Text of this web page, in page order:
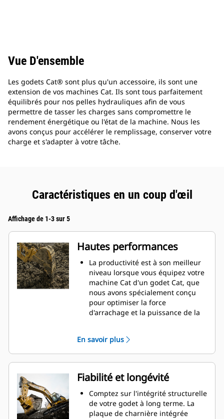
Vue D'ensemble
Les godets Cat® sont plus qu'un accessoire, ils sont une
extension de vos machines Cat. Ils sont tous parfaitement
équilibrés pour nos pelles hydrauliques afin de vous
permettre de tasser les charges sans compromettre le
rendement énergétique ou l'état de la machine. Nous les
avons conçus pour accélérer le remplissage, conserver votre
charge et s'adapter à votre tâche.
Caractéristiques en un coup d'œil
Affichage de 1-3 sur 5
Hautes performances
La productivité est à son meilleur
niveau lorsque vous équipez votre
machine Cat d'un godet Cat, que
nous avons spécialement conçu
pour optimiser la force
d'arrachage et la puissance de la
double améliore le flux des
matières dans le godet. Le
dégagement de talon accru
garantit que le fond du godet ne
frotte pas, ce qui réduit les coûts
d'entretien.
La consommation de carburant est
maximale lors de l'excavation. Les
En savoir plus
Fiabilité et longévité
Comptez sur l'intégrité structurelle
de votre godet à long terme. La
plaque de charnière intégrée